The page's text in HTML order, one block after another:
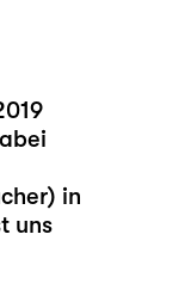
in
uns